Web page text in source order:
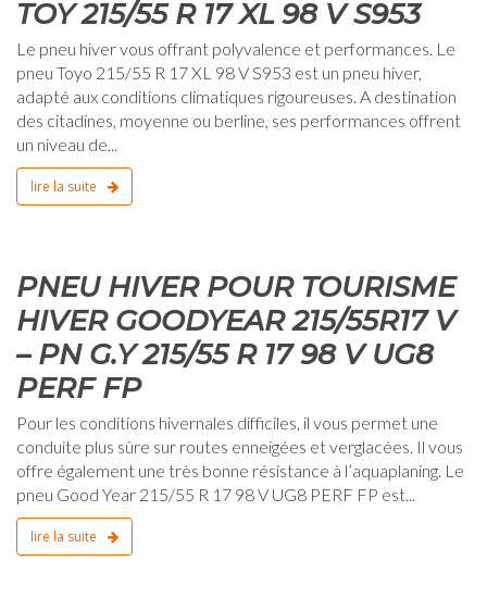
TOY 215/55 R 17 XL 98 V S953
Le pneu hiver vous offrant polyvalence et performances. Le
pneu Toyo 215/55 R 17 XL 98 V S953 est un pneu hiver,
adapté aux conditions climatiques rigoureuses. A destination
des citadines, moyenne ou berline, ses performances offrent
un niveau de...
lire la suite
PNEU HIVER POUR TOURISME
HIVER GOODYEAR 215/55R17 V
– PN G.Y 215/55 R 17 98 V UG8
PERF FP
Pour les conditions hivernales difficiles, il vous permet une
conduite plus sûre sur routes enneigées et verglacées. Il vous
offre également une très bonne résistance à l’aquaplaning. Le
pneu Good Year 215/55 R 17 98 V UG8 PERF FP est...
lire la suite